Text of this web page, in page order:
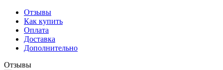
Отзывы
Как купить
Оплата
Доставка
Дополнительно
Отзывы